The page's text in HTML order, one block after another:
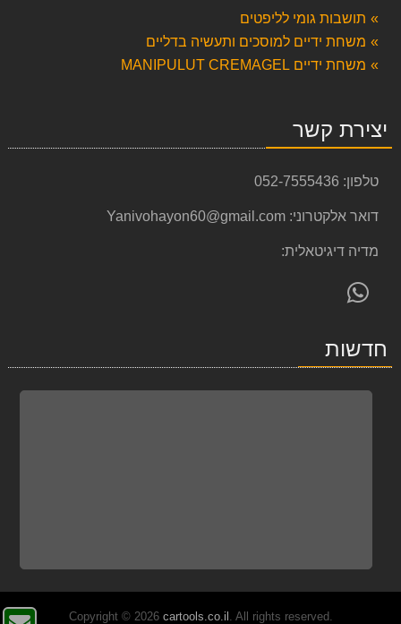
תושבות גומי לליפטים
משחת ידיים למוסכים ותעשיה בדליים
משחת ידיים MANIPULUT CREMAGEL
יצירת קשר
טלפון: 052-7555436
דואר אלקטרוני: Yanivohayon60@gmail.com
מדיה דיגיטאלית:
WhatsAppחדשות
Copyright © 2026cartools.co.il . All rights reserved.